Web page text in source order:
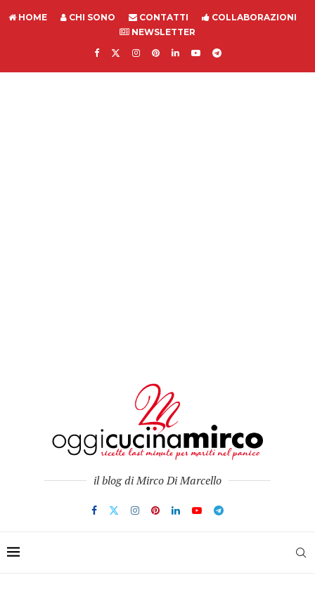
HOME CHI SONO CONTATTI
COLLABORAZIONI
NEWSLETTER
il blog di Mirco Di Marcello